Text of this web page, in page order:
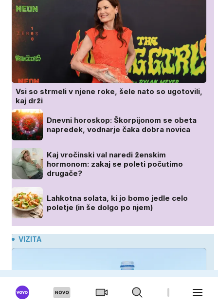
Vsi so strmeli v njene roke, šele nato so ugotovili,
kaj drži
Dnevni horoskop: Škorpijonom se obeta
napredek, vodnarje čaka dobra novica
Kaj vročinski val naredi ženskim
hormonom: zakaj se poleti počutimo
drugače?
Lahkotna solata, ki jo bomo jedle celo
poletje (in še dolgo po njem)
VIZITA